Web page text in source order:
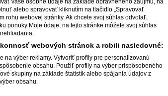
alebo spravovať kliknutím na tlačidlo „Spravovať
rohu webovej stránky. Ak chcete svoj súhlas odvolať,
ponuky Moje údaje, na tejto stránke môžete svoj súhlas
webových stránok a robili nasledovné:
výber reklamy. Vytvoriť profily pre personalizovanú
obsahu. Použiť profily na výber prispôsobeného
skupiny na základe štatistík alebo spájania údajov z
obsahu.
16. 12. 2022 o 19:00 h